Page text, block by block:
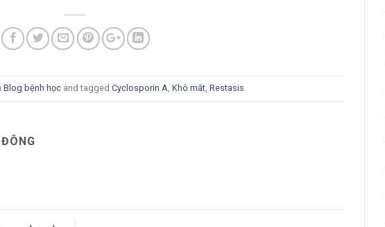
Blog bệnh họcand tagged Cyclosporin A Khô mắt, Restasis